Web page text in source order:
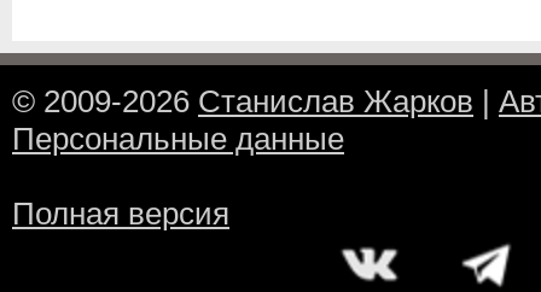
© 2009-2026 Станислав Жарков |
Персональные данные
Полная версия